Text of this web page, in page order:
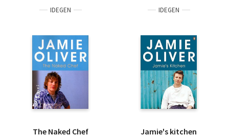
IDEGEN
The Naked Chef
IDEGEN
Jamie's kitchen